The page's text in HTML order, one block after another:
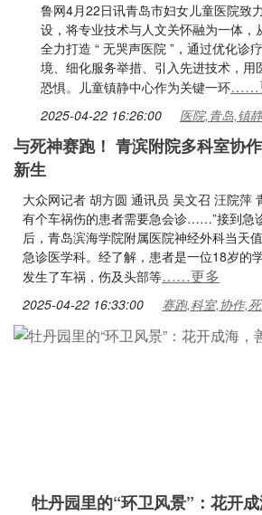
鲁网4月22日讯青岛市妇女儿童医院致
设，将专业技术与人文关怀融为一体，
全力打造 “ 无哭声医院 ”，通过优化诊
境、细化服务举措、引入先进技术，用
恐惧。儿童镇静中心作为关键一环……
2025-04-22 16:26:00 医院,青岛,镇
与死神赛跑！ 青滨附院多科室协
新生
大众网记者 胡方圆 通讯员 吴文召 汪院萍
有个车祸伤的患者需要急会诊……”接到急
后，青岛滨海学院附属医院神经外科当天
急诊医学科。经了解，患者是一位18岁的
发生了车祸，伤及头部等……更多
2025-04-22 16:33:00 赛跑,科室,协作,
牡丹园里的“环卫风景”：花开